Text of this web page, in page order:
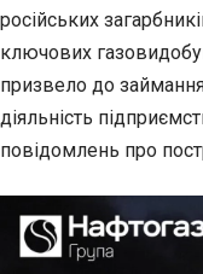
російських
ключових
призвело до
діяльність
повідомлень про